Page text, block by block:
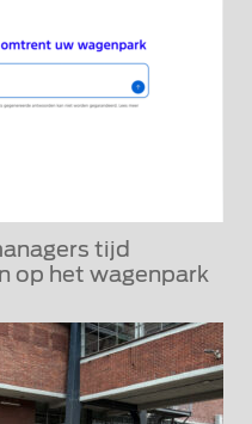
tijd
op het wagenpark